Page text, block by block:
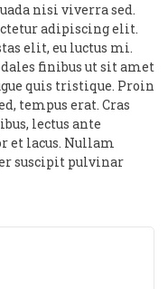
nisi viverra sed.
adipiscing elit.
elit, eu luctus mi.
finibus ut sit amet
quis tristique. Proin
tempus erat. Cras
lectus ante
et lacus. Nullam
suscipit pulvinar